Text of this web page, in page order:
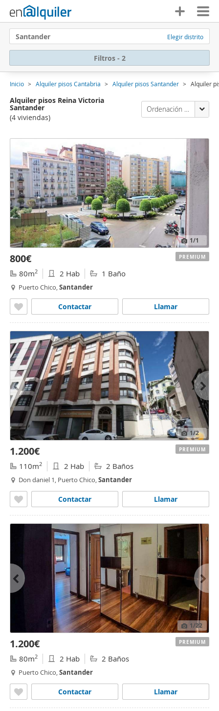
Santander Elegir distrito
Filtros - 2
Inicio Alquiler pisos Cantabria Alquiler pisos Santander Alquiler
Alquiler pisos Reina Victoria
Santander
(4 viviendas)
Ordenación Enalquiler
1/1
800€
80m2 2 Hab 1 Baño
Puerto Chico,Santander
Llamar
Contactar
PREMIUM
1/2
1.200€
110m2 2 Hab 2 Baños
Don daniel 1, Puerto Chico,Santander
Llamar
Contactar
PREMIUM
1/22
1.200€
80m2 2 Hab 2 Baños
Puerto Chico,Santander
Llamar
Contactar
PREMIUM